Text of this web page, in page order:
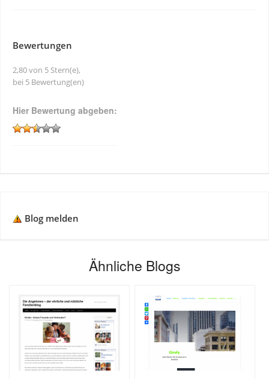
Bewertungen
2,80 von 5 Stern(e),
bei 5 Bewertung(en)
Hier Bewertung abgeben:
Blog melden
Ähnliche Blogs